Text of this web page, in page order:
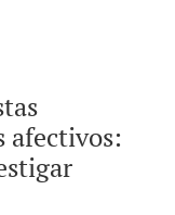
afectivos: